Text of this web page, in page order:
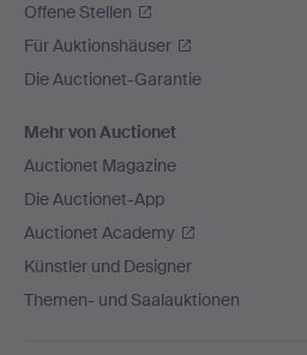
Offene Stellen
Für Auktionshäuser
Die Auctionet-Garantie
Mehr von Auctionet
Auctionet Magazine
Die Auctionet-App
Auctionet Academy
Künstler und Designer
Themen- und Saalauktionen